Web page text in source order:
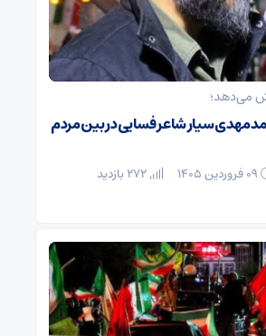
می‌دهد؛
سیار شاعر فسایی در بین مردم